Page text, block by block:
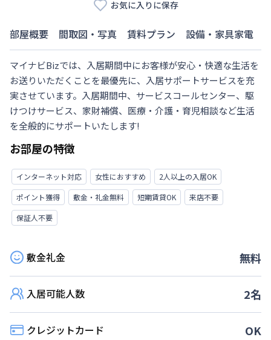
お気に入りに保存
部屋概要 間取図・写真 賃料プラン 設備・家具家電
マイナビBizでは、入居期間中にお客様が安心・快適な生活を
お送りいただくことを最優先に、入居サポートサービスを充
実させています。入居期間中、サービスコールセンター、駆
けつけサービス、家財補償、医療・介護・育児相談など生活
を全般的にサポートいたします!
お部屋の特徴
インターネット対応 女性におすすめ
2人以上の入居OK
ポイント獲得
敷金・礼金無料 短期賃貸OK
来店不要
保証人不要
敷金礼金 無料
入居可能人数 2名
クレジットカード OK